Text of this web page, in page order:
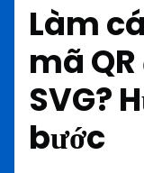
Làm
mã
SVG?
bước